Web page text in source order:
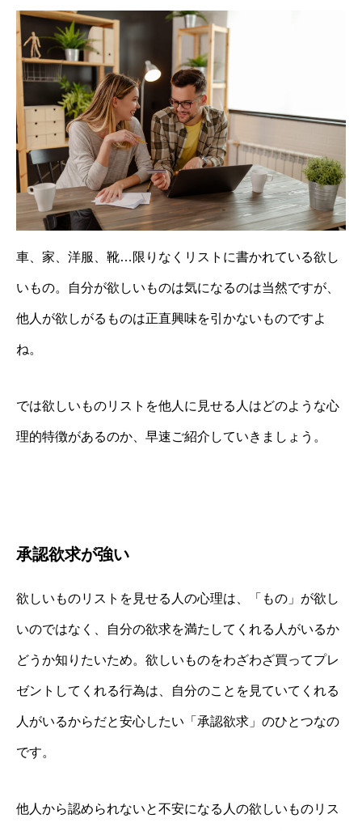
車、家、洋服、靴…限りなくリストに書かれている欲し
いもの。自分が欲しいものは気になるのは当然ですが、
他人が欲しがるものは正直興味を引かないものですよ
ね。
では欲しいものリストを他人に見せる人はどのような心
理的特徴があるのか、早速ご紹介していきましょう。
承認欲求が強い
欲しいものリストを見せる人の心理は、「もの」が欲し
いのではなく、自分の欲求を満たしてくれる人がいるか
どうか知りたいため。欲しいものをわざわざ買ってプレ
ゼントしてくれる行為は、自分のことを見ていてくれる
人がいるからだと安心したい「承認欲求」のひとつなの
です。
他人から認められないと不安になる人の欲しいものリス